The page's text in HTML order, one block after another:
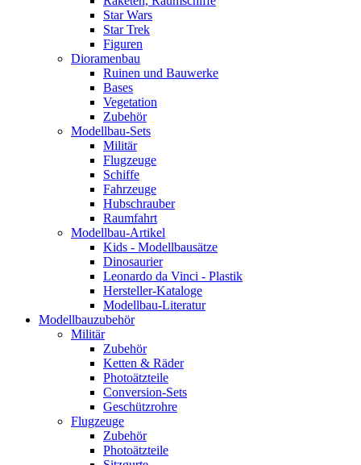
Star Wars
Star Trek
Figuren
Dioramenbau
Ruinen und Bauwerke
Bases
Vegetation
Zubehör
Modellbau-Sets
Militär
Flugzeuge
Schiffe
Fahrzeuge
Hubschrauber
Raumfahrt
Modellbau-Artikel
Kids - Modellbausätze
Dinosaurier
Leonardo da Vinci - Plastik
Hersteller-Kataloge
Modellbau-Literatur
Modellbauzubehör
Militär
Zubehör
Ketten & Räder
Photoätzteile
Conversion-Sets
Geschützrohre
Flugzeuge
Zubehör
Photoätzteile